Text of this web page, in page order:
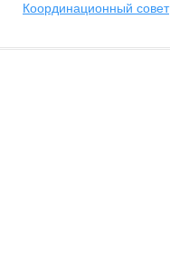
Координационный совет